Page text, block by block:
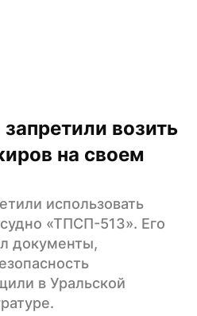
возить
на своем
использовать
«ТПСП-513». Его
документы,
в Уральской